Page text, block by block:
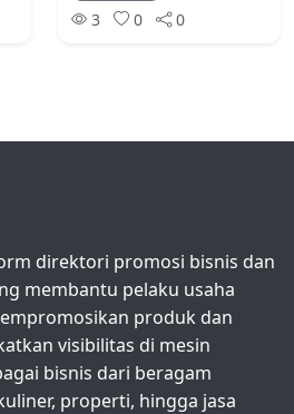
3 0 0
direktori promosi bisnis dan
membantu pelaku usaha
produk dan
visibilitas di mesin
bisnis dari beragam
properti, hingga jasa